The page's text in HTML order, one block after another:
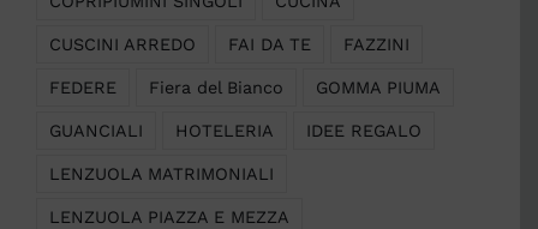
CUSCINI ARREDO FAI DA TE FAZZINI
FEDERE Fiera del Bianco GOMMA PIUMA
GUANCIALI HOTELERIA IDEE REGALO
LENZUOLA MATRIMONIALI
LENZUOLA PIAZZA E MEZZA